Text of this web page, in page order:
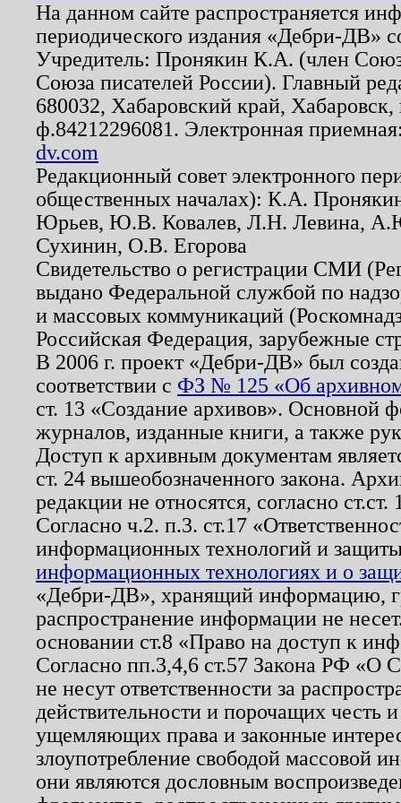
На данном сайте распространяется
периодического издания «Дебри-ДВ»
Учредитель: Пронякин К.А. (член
Союза писателей России). Главный
680032, Хабаровский край,
ф.84212296081. Электронная
dv.com
Редакционный совет электронного
общественных началах): К.А.
Юрьев, Ю.В. Ковалев, Л.Н. Левина,
Сухинин, О.В. Егорова
Свидетельство о регистрации СМИ
выдано Федеральной службой по
и массовых коммуникаций
Российская Федерация, зарубежные
В 2006 г. проект «Дебри-ДВ» был
соответствии с ФЗ № 125 «Об
ст. 13 «Создание архивов». Основной
журналов, изданные книги, а также
Доступ к архивным документам
ст. 24 вышеобозначенного закона.
редакции не относятся, согласно
Согласно ч.2. п.3. ст.17
информационных технологий и
информационных технологиях и о
«Дебри-ДВ», хранящий информацию,
распространение информации не
основании ст.8 «Право на доступ к
Согласно пп.3,4,6 ст.57 Закона РФ «О
не несут ответственности за
действительности и порочащих честь
ущемляющих права и законные
злоупотребление свободой массовой
они являются дословным